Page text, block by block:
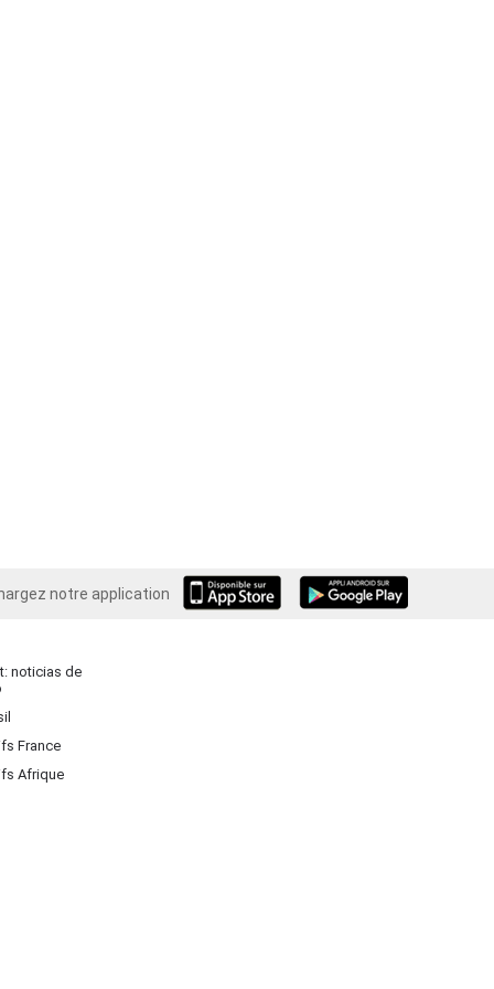
notre application
Android
noticias de
France
Afrique